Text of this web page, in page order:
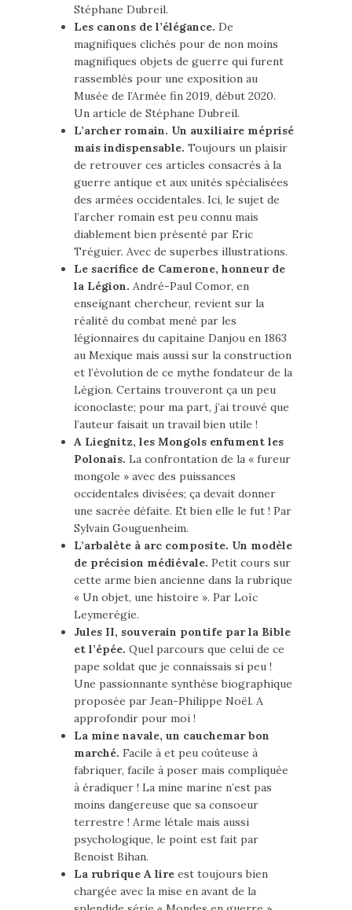
Stéphane Dubreil.
Les canons de l’élégance. De
magnifiques clichés pour de non moins
magnifiques objets de guerre qui furent
rassemblés pour une exposition au
Musée de l’Armée fin 2019, début 2020.
Un article de Stéphane Dubreil.
L’archer romain. Un auxiliaire méprisé
mais indispensable. Toujours un plaisir
de retrouver ces articles consacrés à la
guerre antique et aux unités spécialisées
des armées occidentales. Ici, le sujet de
l’archer romain est peu connu mais
diablement bien présenté par Eric
Tréguier. Avec de superbes illustrations.
Le sacrifice de Camerone, honneur de
la Légion. André-Paul Comor, en
enseignant chercheur, revient sur la
réalité du combat mené par les
légionnaires du capitaine Danjou en 1863
au Mexique mais aussi sur la construction
et l’évolution de ce mythe fondateur de la
Légion. Certains trouveront ça un peu
iconoclaste; pour ma part, j’ai trouvé que
l’auteur faisait un travail bien utile !
A Liegnitz, les Mongols enfument les
Polonais. La confrontation de la « fureur
mongole » avec des puissances
occidentales divisées; ça devait donner
une sacrée défaite. Et bien elle le fut ! Par
Sylvain Gouguenheim.
L’arbalète à arc composite. Un modèle
de précision médiévale. Petit cours sur
cette arme bien ancienne dans la rubrique
« Un objet, une histoire ». Par Loïc
Leymerégie.
Jules II, souverain pontife par la Bible
et l’épée. Quel parcours que celui de ce
pape soldat que je connaissais si peu !
Une passionnante synthèse biographique
proposée par Jean-Philippe Noël. A
approfondir pour moi !
La mine navale, un cauchemar bon
marché. Facile à et peu coûteuse à
fabriquer, facile à poser mais compliquée
à éradiquer ! La mine marine n’est pas
moins dangereuse que sa consoeur
terrestre ! Arme létale mais aussi
psychologique, le point est fait par
Benoist Bihan.
La rubrique A lire est toujours bien
chargée avec la mise en avant de la